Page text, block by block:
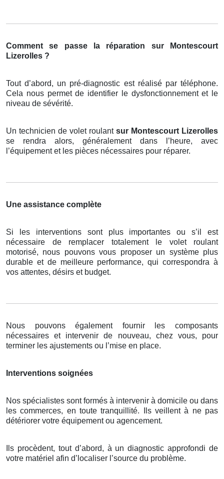
Comment se passe la réparation sur Montescourt
Lizerolles ?
Tout d’abord, un pré-diagnostic est réalisé par téléphone.
Cela nous permet de identifier le dysfonctionnement et le
niveau de sévérité.
Un technicien de volet roulant sur Montescourt Lizerolles
se rendra alors, généralement dans l’heure, avec
l’équipement et les pièces nécessaires pour réparer.
Une assistance complète
Si les interventions sont plus importantes ou s’il est
nécessaire de remplacer totalement le volet roulant
motorisé, nous pouvons vous proposer un système plus
durable et de meilleure performance, qui correspondra à
vos attentes, désirs et budget.
Nous pouvons également fournir les composants
nécessaires et intervenir de nouveau, chez vous, pour
terminer les ajustements ou l’mise en place.
Interventions soignées
Nos spécialistes sont formés à intervenir à domicile ou dans
les commerces, en toute tranquillité. Ils veillent à ne pas
détériorer votre équipement ou agencement.
Ils procèdent, tout d’abord, à un diagnostic approfondi de
votre matériel afin d’localiser l’source du problème.